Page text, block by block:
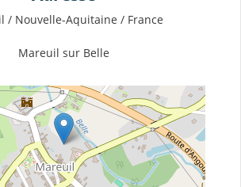
/ Nouvelle-Aquitaine / France
Mareuil sur Belle